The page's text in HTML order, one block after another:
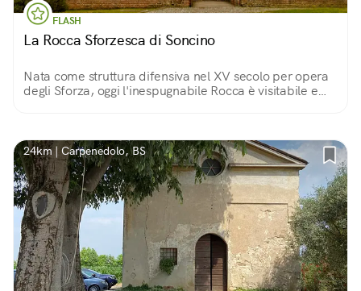
FLASH
La Rocca Sforzesca di Soncino
Nata come struttura difensiva nel XV secolo per opera
degli Sforza, oggi l'inespugnabile Rocca è visitabile e
24km | Carpenedolo, BS